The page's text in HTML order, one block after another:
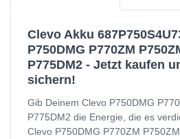
Clevo Akku
P750DMG P770ZM
P775DM2 - Jetzt kaufen
sichern!
Gib Deinem Clevo P750DMG
P775DM2 die Energie, die es
Clevo P750DMG P770ZM